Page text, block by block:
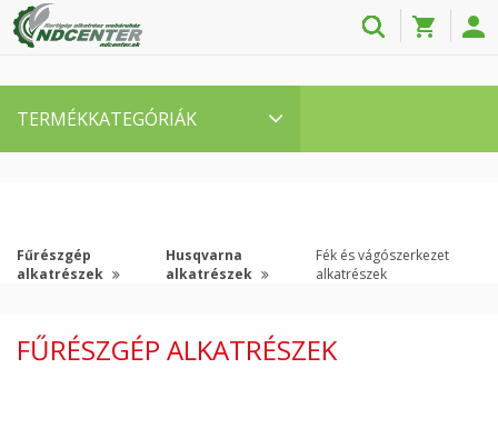
TERMÉKKATEGÓRIÁK
Fűrészgép
alkatrészek
Husqvarna
alkatrészek
Fék és vágószerkezet
alkatrészek
FŰRÉSZGÉP ALKATRÉSZEK